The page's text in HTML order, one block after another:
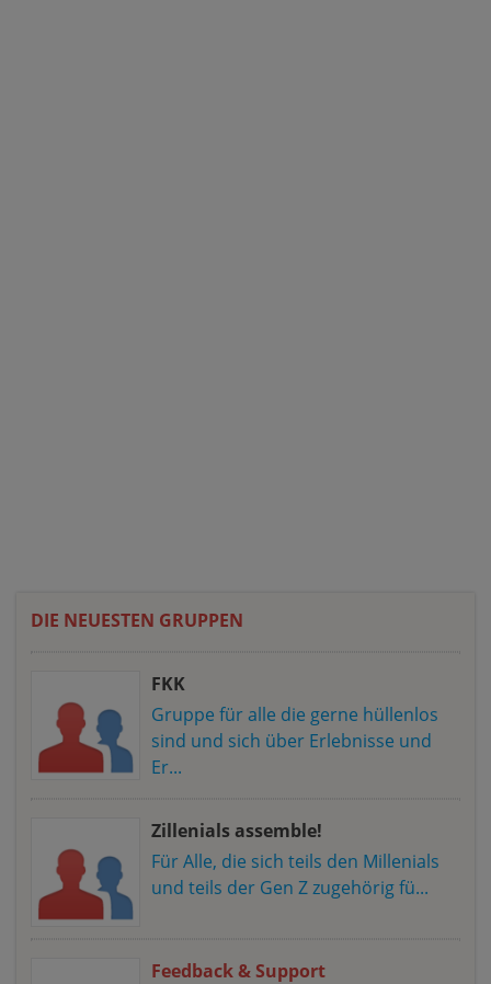
DIE NEUESTEN GRUPPEN
FKK
Gruppe für alle die gerne hüllenlos
sind und sich über Erlebnisse und
Er...
Zillenials assemble!
Für Alle, die sich teils den Millenials
und teils der Gen Z zugehörig fü...
Feedback & Support